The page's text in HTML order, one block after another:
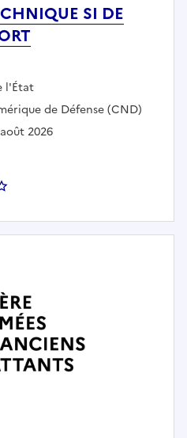
SI DE
l'État
de Défense (CND)
2026
TECHNIQUE SI